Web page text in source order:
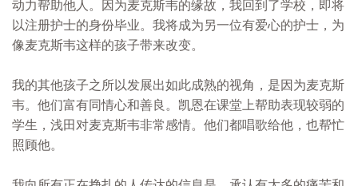
动力帮助他人。因为麦克斯韦的缘故，我回到了学校，即将
以注册护士的身份毕业。我将成为另一位有爱心的护士，为
像麦克斯韦这样的孩子带来改变。
我的其他孩子之所以发展出如此成熟的视角，是因为麦克斯
韦。他们富有同情心和善良。凯恩在课堂上帮助表现较弱的
学生，浅田对麦克斯韦非常感情。他们都唱歌给他，也帮忙
照顾他。